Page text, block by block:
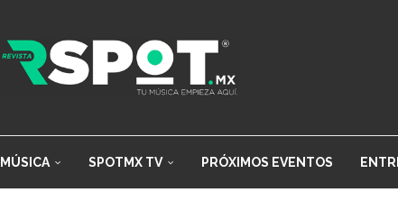
MÚSICA SPOTMX TV PRÓXIMOS EVENTOS